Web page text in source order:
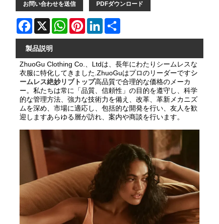
お問い合わせを送信 PDFダウンロード
Facebook
X WhatsAppPinterestLinkedIn
製品説明
ZhuoGu Clothing Co.、Ltdは、長年にわたりシームレスな
衣服に特化してきました.ZhuoGuはプロのリーダーですシ
ームレス絶妙リブトップ高品質で合理的な価格のメーカ
ー。私たちは常に「品質、信頼性」の目的を遵守し、科学
的な管理方法、強力な技術力を備え、改革、革新メカニズ
ムを深め、市場に適応し、包括的な開発を行い、友人を歓
迎しますあらゆる層が訪れ、案内や商談を行います。